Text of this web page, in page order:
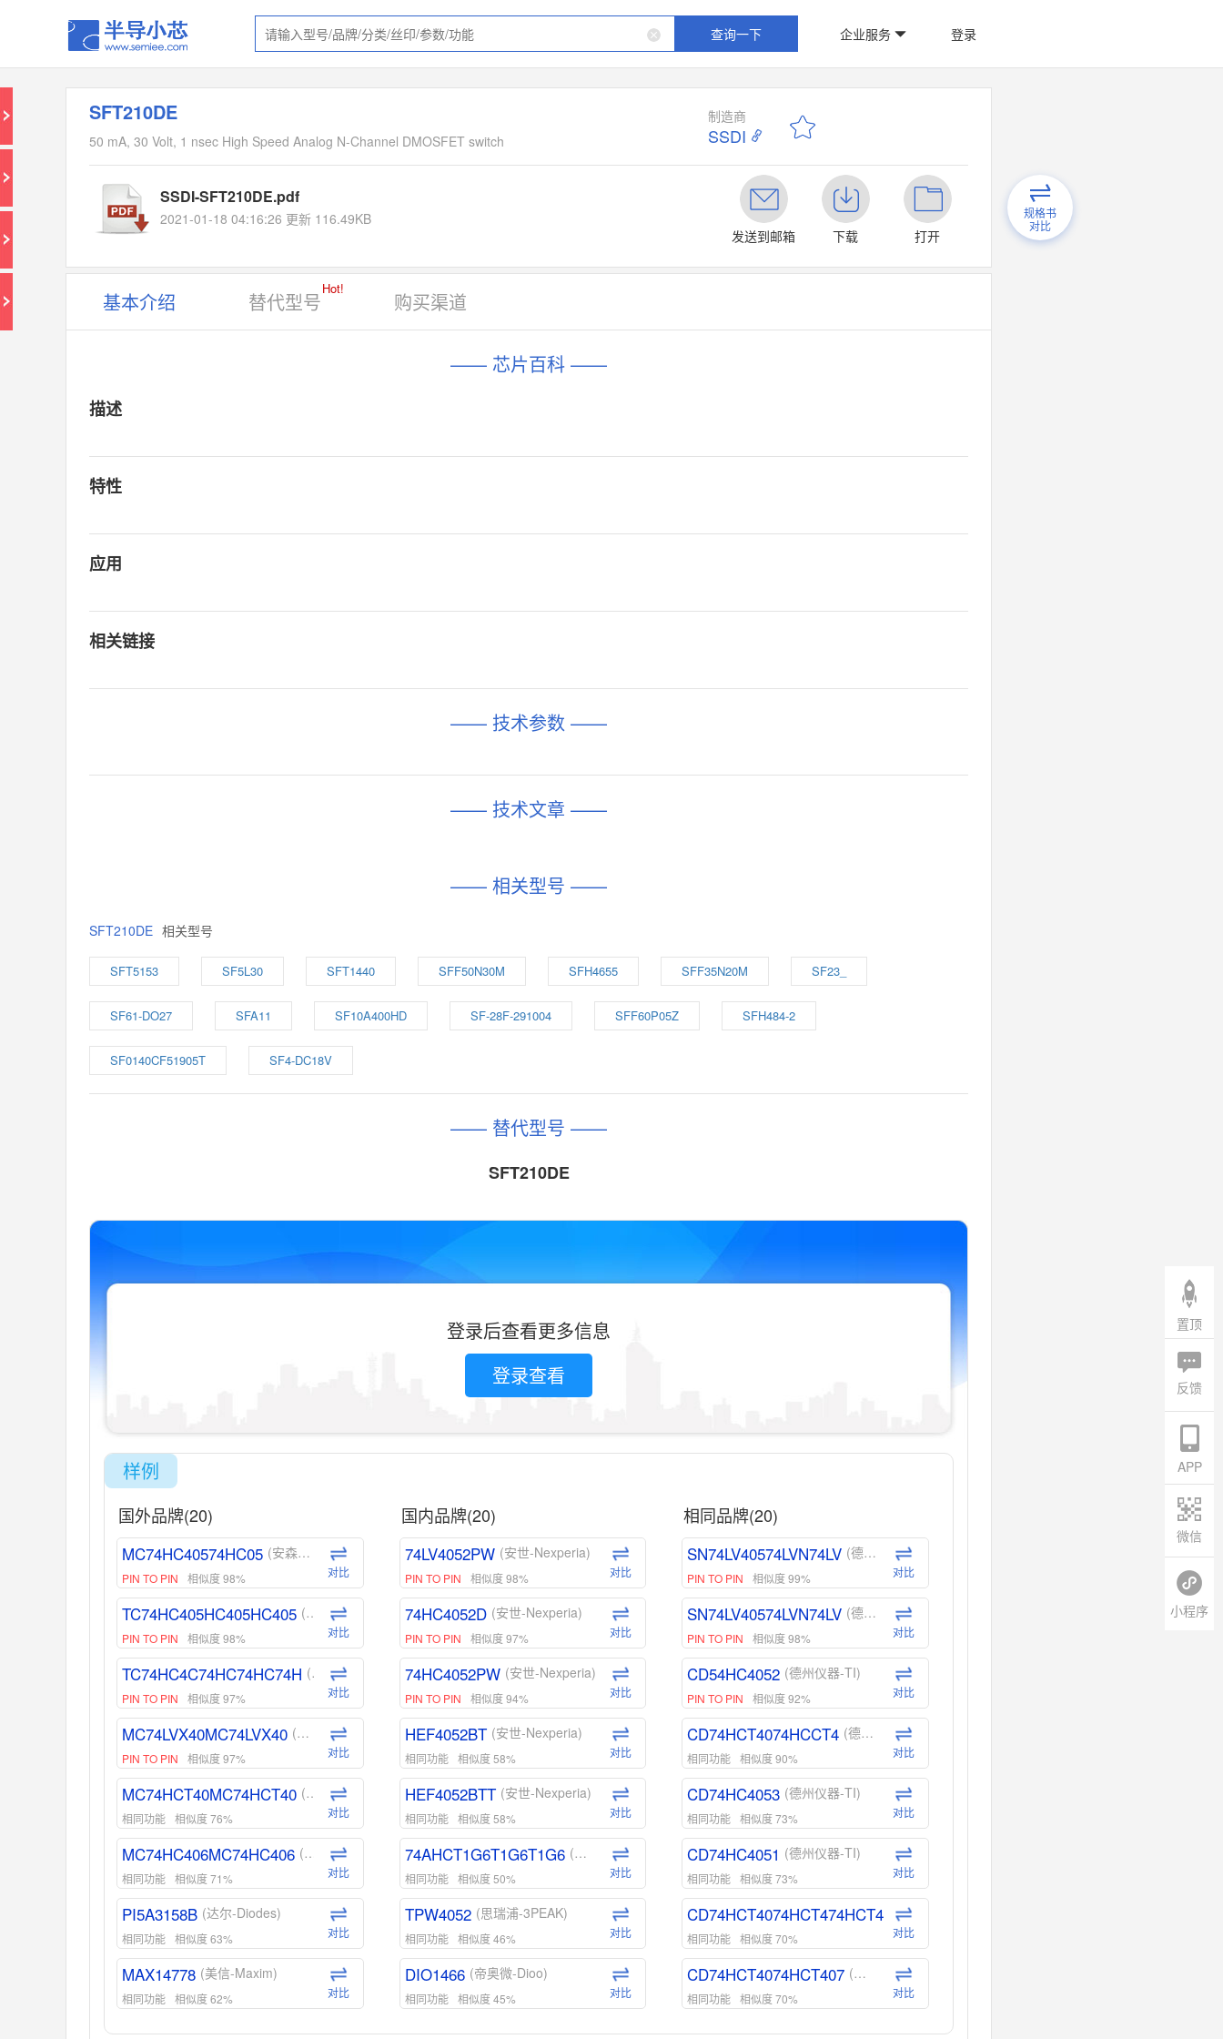
查询一下 企业服务 登录
SFT210DE
50 mA, 30 Volt, 1 nsec High Speed Analog N-Channel DMOSFET switch
制造商
SSDI
SSDI-SFT210DE.pdf
2021-01-18 04:16:26 更新 116.49KB
发送到邮箱
下载 打开
规格书
对比
基本介绍 替代型号
Hot!
购买渠道
—— 芯片百科 ——
描述
特性
应用
相关链接
—— 技术参数 ——
—— 技术文章 ——
—— 相关型号 ——
SFT210DE 相关型号
SFT5153 SF5L30 SFT1440 SFF50N30M SFH4655 SFF35N20M SF23_
SF61-DO27 SFA11 SF10A400HD SF-28F-291004 SFF60P05Z SFH484-2
SF0140CF51905T SF4-DC18V
—— 替代型号 ——
SFT210DE
登录后查看更多信息
登录查看
样例
国外品牌(20)
MC74HC40574HC05 (安森美-ON)
PIN TO PIN 相似度 98% 对比
TC74HC405HC405HC405 (东芝-Toshiba)
PIN TO PIN 相似度 98% 对比
TC74HC4C74HC74HC74H (东芝-Toshiba)
PIN TO PIN 相似度 97% 对比
MC74LVX40MC74LVX40 (安森美-ON)
PIN TO PIN 相似度 97% 对比
MC74HCT40MC74HCT40 (安森美-ON)
相同功能 相似度 76% 对比
MC74HC406MC74HC406 (安森美-ON)
相同功能 相似度 71% 对比
PI5A3158B (达尔-Diodes)
相同功能 相似度 63% 对比
MAX14778 (美信-Maxim)
相同功能 相似度 62% 对比
ADG1439 (亚德诺-ADI)
国内品牌(20)
74LV4052PW (安世-Nexperia)
PIN TO PIN 相似度 98% 对比
74HC4052D (安世-Nexperia)
PIN TO PIN 相似度 97% 对比
74HC4052PW (安世-Nexperia)
PIN TO PIN 相似度 94% 对比
HEF4052BT (安世-Nexperia)
相同功能 相似度 58% 对比
HEF4052BTT (安世-Nexperia)
相同功能 相似度 58% 对比
74AHCT1G6T1G6T1G6 (安世-Nexperia)
相同功能 相似度 50% 对比
TPW4052 (思瑞浦-3PEAK)
相同功能 相似度 46% 对比
DIO1466 (帝奥微-Dioo)
相同功能 相似度 45% 对比
DIO1159 (帝奥微-Dioo)
相同品牌(20)
SN74LV40574LVN74LV (德州仪器-TI)
PIN TO PIN 相似度 99% 对比
SN74LV40574LVN74LV (德州仪器-TI)
PIN TO PIN 相似度 98% 对比
CD54HC4052 (德州仪器-TI)
PIN TO PIN 相似度 92% 对比
CD74HCT4074HCCT4 (德州仪器-TI)
相同功能 相似度 90% 对比
CD74HC4053 (德州仪器-TI)
相同功能 相似度 73% 对比
CD74HC4051 (德州仪器-TI)
相同功能 相似度 73% 对比
CD74HCT4074HCT474HCT4 (德州仪器-TI)
相同功能 相似度 70% 对比
CD74HCT4074HCT407 (德州仪器-TI)
相同功能 相似度 70% 对比
CD74HCT4D74HDCT40 (德州仪器-TI)
置顶
反馈
APP
微信
小程序